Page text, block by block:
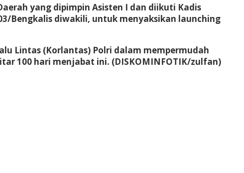
yang dipimpin Asisten I dan diikuti Kadis
Bengkalis diwakili, untuk menyaksikan launching
Lintas (Korlantas) Polri dalam mempermudah
100 hari menjabat ini. (DISKOMINFOTIK/zulfan)